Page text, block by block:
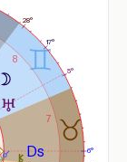
7
8
17°
28°
5°
6°